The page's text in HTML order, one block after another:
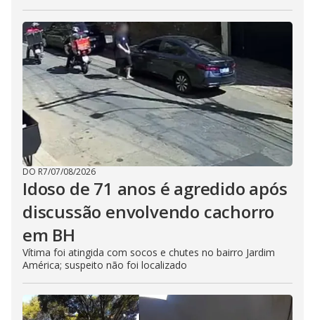
DO R7/07/08/2026
Idoso de 71 anos é agredido após
discussão envolvendo cachorro
em BH
Vítima foi atingida com socos e chutes no bairro Jardim
América; suspeito não foi localizado